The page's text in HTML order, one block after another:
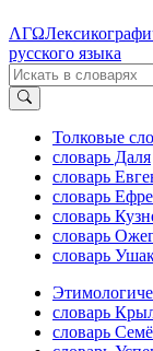
ΛΓΩ
русского языка
Толковые
словарь Даля
словарь
словарь
словарь
словарь
словарь
словарь
словарь